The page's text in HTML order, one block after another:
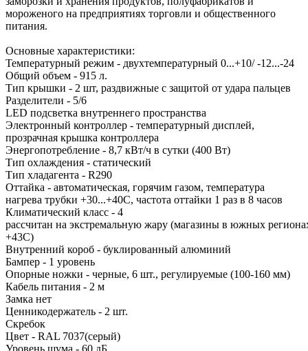
мороженого на предприятиях торговли и общественного
питания.
Основные характеристики:
Температурный режим - двухтемпературный 0...+10/ -12...-24
Общий объем - 915 л.
Тип крышки - 2 шт, раздвижные с защитой от удара пальцев
Разделители - 5/6
LED подсветка внутреннего пространства
Электронный контроллер - температурный дисплей,
прозрачная крышка контроллера
Энергопотребление - 8,7 кВт/ч в сутки (400 Вт)
Тип охлаждения - статический
Тип хладагента - R290
Оттайка - автоматическая, горячим газом, температура
нагрева трубки +30...+40С, частота оттайки 1 раз в 8 часов
Климатический класс - 4
рассчитан на экстремальную жару (магазины в южных
+43C)
Внутренний короб - буклированный алюминий
Бампер - 1 уровень
Опорные ножки - черные, 6 шт., регулируемые (100-160 мм)
Кабель питания - 2 м
Замка нет
Ценникодержатель - 2 шт.
Скребок
Цвет - RAL 7037(серый)
Уровень шума - 60 дБ